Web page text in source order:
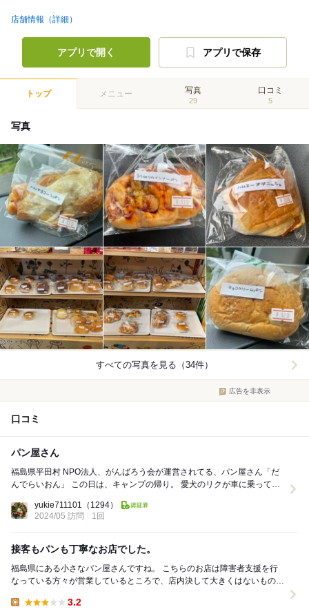
店舗情報（詳細）
アプリで開く アプリで保存
トップ メニュー 写真
29
口コミ
5
写真
すべての写真を見る（34件）
広告を非表示
口コミ
パン屋さん
福島県平田村 NPO法人、がんばろう会が運営されてる、パン屋さん「だ
んでらいおん」 この日は、キャンプの帰り。 愛犬のリクが車に乗ってい
yukie711101 （1294）
2024/05 訪問
1回
接客もパンも丁寧なお店でした。
福島県にある小さなパン屋さんですね。 こちらのお店は障害者支援を行
なっている方々が営業しているところで、店内決して大きくはないもの
3.2